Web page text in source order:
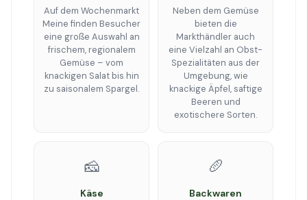
Auf dem Wochenmarkt
Meine finden Besucher
eine große Auswahl an
frischem, regionalem
Gemüse – vom
knackigen Salat bis hin
zu saisonalem Spargel.
Neben dem Gemüse
bieten die
Markthändler auch
eine Vielzahl an Obst-
Spezialitäten aus der
Umgebung, wie
knackige Äpfel, saftige
Beeren und
exotischere Sorten.
🧀
Käse
🥖
Backwaren